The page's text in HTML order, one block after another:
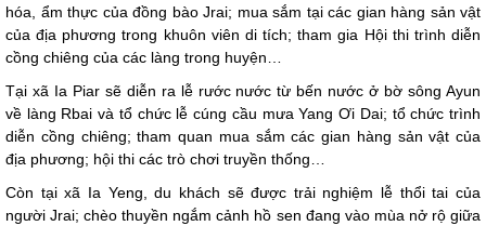
hóa, ẩm thực của đồng bào Jrai; mua sắm tại các gian hàng sản vật
của địa phương trong khuôn viên di tích; tham gia Hội thi trình diễn
cồng chiêng của các làng trong huyện…
Tại xã Ia Piar sẽ diễn ra lễ rước nước từ bến nước ở bờ sông Ayun
về làng Rbai và tổ chức lễ cúng cầu mưa Yang Ơi Dai; tổ chức trình
diễn cồng chiêng; tham quan mua sắm các gian hàng sản vật của
địa phương; hội thi các trò chơi truyền thống…
Còn tại xã Ia Yeng, du khách sẽ được trải nghiệm lễ thổi tai của
người Jrai; chèo thuyền ngắm cảnh hồ sen đang vào mùa nở rộ giữa